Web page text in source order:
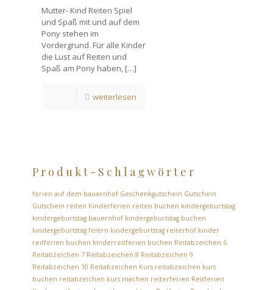
Mutter- Kind Reiten Spiel
und Spaß mit und auf dem
Pony stehen im
Vordergrund. Für alle Kinder
die Lust auf Reiten und
Spaß am Pony haben, […]
weiterlesen
Produkt-Schlagwörter
ferien auf dem bauernhof Geschenkgutschein Gutschein
Gutschein reiten Kinderferien reiten buchen kindergeburtstag
kindergeburtstag bauernhof kindergeburtstag buchen
kindergeburtstag feiern kindergeburtstag reiterhof kinder
reitferien buchen kinderreitferien buchen Reitabzeichen 6
Reitabzeichen 7 Reitabzeichen 8 Reitabzeichen 9
Reitabzeichen 10 Reitabzeichen Kurs reitabzeichen kurs
buchen reitabzeichen kurs machen reiterferien Reitferien